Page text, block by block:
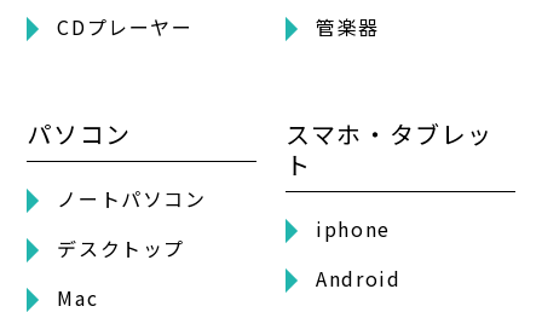
CDプレーヤー 管楽器
パソコン
ノートパソコン
デスクトップ
Mac
スマホ・タブレッ
ト
iphone
Android